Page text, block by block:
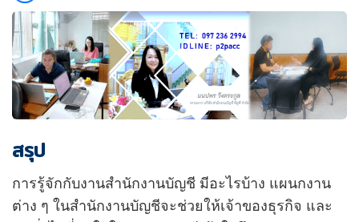
สรุป
การรู้จักกับงานสำนักงานบัญชี มีอะไรบ้าง แผนกงาน
ต่าง ๆ ในสำนักงานบัญชีจะช่วยให้เจ้าของธุรกิจ และ